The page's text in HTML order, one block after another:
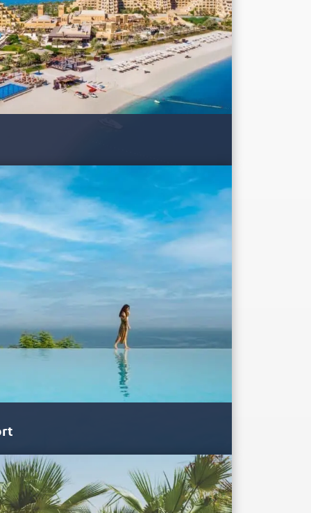
para a praia remete às Grandes Pirâmides do
Resort exala a atmosfera do mar